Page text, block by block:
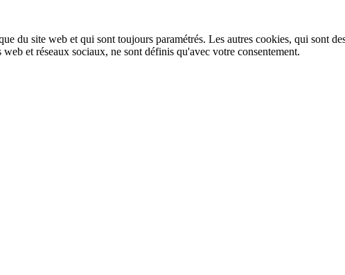
du site web et qui sont toujours paramétrés. Les autres cookies, qui sont
et réseaux sociaux, ne sont définis qu'avec votre consentement.